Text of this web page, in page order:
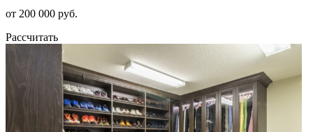
от 200 000 руб.
Рассчитать